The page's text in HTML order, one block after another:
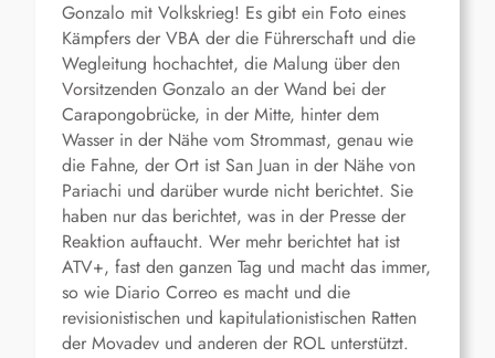
Gonzalo mit Volkskrieg! Es gibt ein Foto eines
Kämpfers der VBA der die Führerschaft und die
Wegleitung hochachtet, die Malung über den
Vorsitzenden Gonzalo an der Wand bei der
Carapongobrücke, in der Mitte, hinter dem
Wasser in der Nähe vom Strommast, genau wie
die Fahne, der Ort ist San Juan in der Nähe von
Pariachi und darüber wurde nicht berichtet. Sie
haben nur das berichtet, was in der Presse der
Reaktion auftaucht. Wer mehr berichtet hat ist
ATV+, fast den ganzen Tag und macht das immer,
so wie Diario Correo es macht und die
revisionistischen und kapitulationistischen Ratten
der Movadev und anderen der ROL unterstützt.